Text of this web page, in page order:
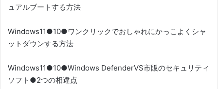
ュアルブートする方法
Windows11●10●ワンクリックでおしゃれにかっこよくシャ
ットダウンする方法
Windows11●10●Windows DefenderVS市販のセキュリティ
ソフト●2つの相違点